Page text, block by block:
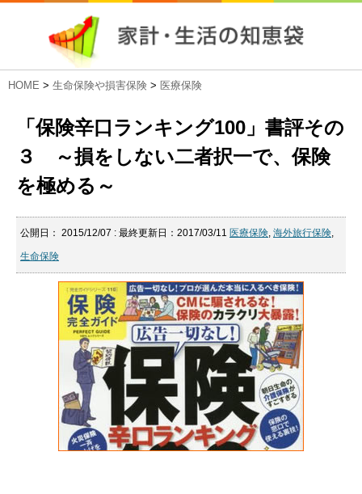
HOME > 生命保険や損害保険 > 医療保険
「保険辛口ランキング100」書評その
３ ～損をしない二者択一で、保険
を極める～
公開日： 2015/12/07 : 最終更新日：2017/03/11 医療保険, 海外旅行保険,
生命保険